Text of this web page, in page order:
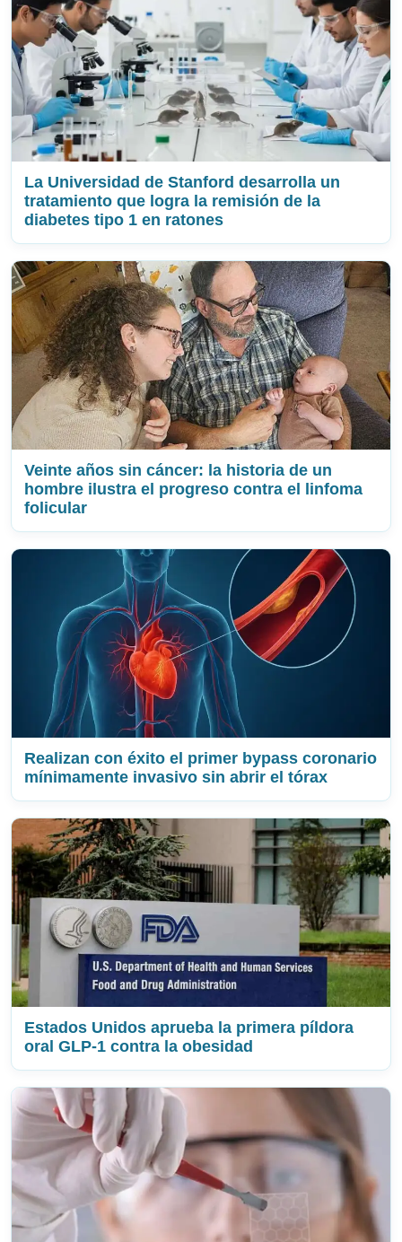
La Universidad de Stanford desarrolla un
tratamiento que logra la remisión de la
diabetes tipo 1 en ratones
Veinte años sin cáncer: la historia de un
hombre ilustra el progreso contra el linfoma
folicular
Realizan con éxito el primer bypass coronario
mínimamente invasivo sin abrir el tórax
Estados Unidos aprueba la primera píldora
oral GLP-1 contra la obesidad